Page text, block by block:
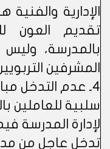
الإدارية
تقديم العون
بالمدرسة،
المشرفين
4ـ عدم التدخل
سلبية للعاملين
لإدارة المدرسة
تدخل عاجل من